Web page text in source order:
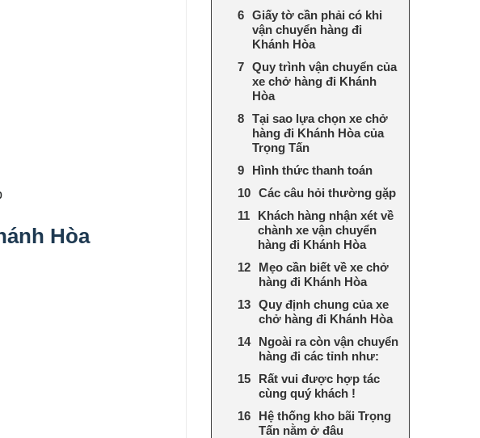
Hòa
Giấy tờ cần phải có khi
vận chuyển hàng đi
Khánh Hòa
Quy trình vận chuyển của
xe chở hàng đi Khánh
Hòa
Tại sao lựa chọn xe chở
hàng đi Khánh Hòa của
Trọng Tấn
Hình thức thanh toán
Các câu hỏi thường gặp
Khách hàng nhận xét về
chành xe vận chuyển
hàng đi Khánh Hòa
Mẹo cần biết về xe chở
hàng đi Khánh Hòa
Quy định chung của xe
chở hàng đi Khánh Hòa
Ngoài ra còn vận chuyển
hàng đi các tỉnh như:
Rất vui được hợp tác
cùng quý khách !
Hệ thống kho bãi Trọng
Tấn nằm ở đâu